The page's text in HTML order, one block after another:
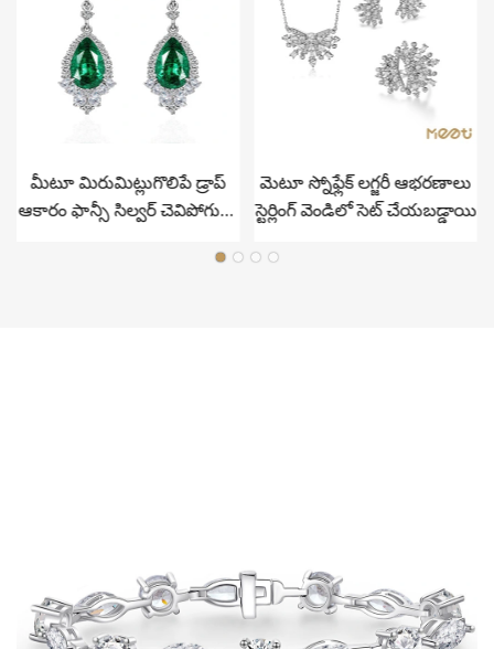
మీటూ మిరుమిట్లుగొలిపే డ్రాప్
ఆకారం ఫాన్సీ సిల్వర్ చెవిపోగులు
మెటూ స్నోఫ్లేక్ లగ్జరీ ఆభరణాలు
స్టెర్లింగ్ వెండిలో సెట్ చేయబడ్డాయి